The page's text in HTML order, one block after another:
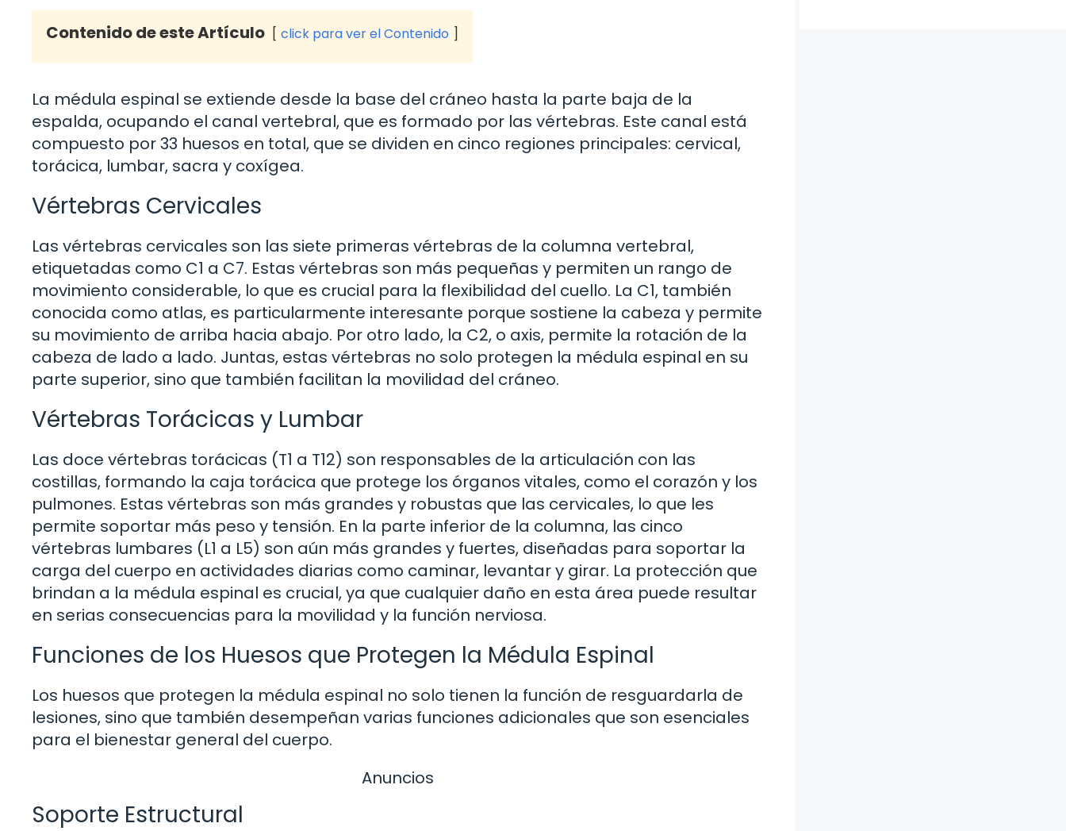
Contenido de este Artículo click para ver el Contenido
La médula espinal se extiende desde la base del cráneo hasta la parte baja de la
espalda, ocupando el canal vertebral, que es formado por las vértebras. Este canal está
compuesto por 33 huesos en total, que se dividen en cinco regiones principales: cervical,
torácica, lumbar, sacra y coxígea.
Vértebras Cervicales
Las vértebras cervicales son las siete primeras vértebras de la columna vertebral,
etiquetadas como C1 a C7. Estas vértebras son más pequeñas y permiten un rango de
movimiento considerable, lo que es crucial para la flexibilidad del cuello. La C1, también
conocida como atlas, es particularmente interesante porque sostiene la cabeza y permite
su movimiento de arriba hacia abajo. Por otro lado, la C2, o axis, permite la rotación de la
cabeza de lado a lado. Juntas, estas vértebras no solo protegen la médula espinal en su
parte superior, sino que también facilitan la movilidad del cráneo.
Vértebras Torácicas y Lumbar
Las doce vértebras torácicas (T1 a T12) son responsables de la articulación con las
costillas, formando la caja torácica que protege los órganos vitales, como el corazón y los
pulmones. Estas vértebras son más grandes y robustas que las cervicales, lo que les
permite soportar más peso y tensión. En la parte inferior de la columna, las cinco
vértebras lumbares (L1 a L5) son aún más grandes y fuertes, diseñadas para soportar la
carga del cuerpo en actividades diarias como caminar, levantar y girar. La protección que
brindan a la médula espinal es crucial, ya que cualquier daño en esta área puede resultar
en serias consecuencias para la movilidad y la función nerviosa.
Funciones de los Huesos que Protegen la Médula Espinal
Los huesos que protegen la médula espinal no solo tienen la función de resguardarla de
lesiones, sino que también desempeñan varias funciones adicionales que son esenciales
para el bienestar general del cuerpo.
Anuncios
Soporte Estructural